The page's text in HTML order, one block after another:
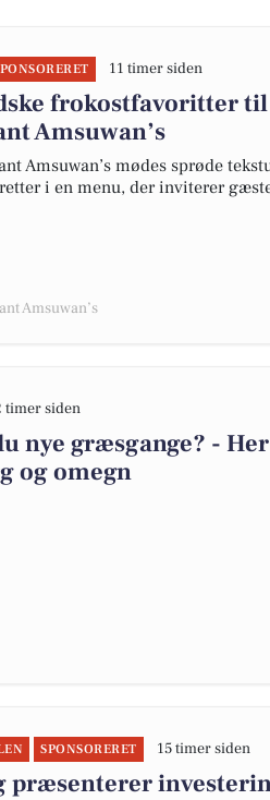
11 timer siden
frokostfavoritter til
Amsuwan’s
Amsuwan’s mødes sprøde
i en menu, der inviterer
Amsuwan’s
timer siden
nye græsgange? -
og omegn
SPONSORERET 15 timer siden
præsenterer